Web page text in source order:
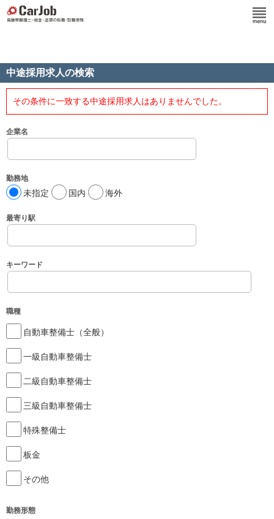
中途採用求人の検索
その条件に一致する中途採用求人はありませんでした。
企業名
勤務地
未指定 国内 海外
最寄り駅
キーワード
職種
自動車整備士（全般）
一級自動車整備士
二級自動車整備士
三級自動車整備士
特殊整備士
板金
その他
勤務形態